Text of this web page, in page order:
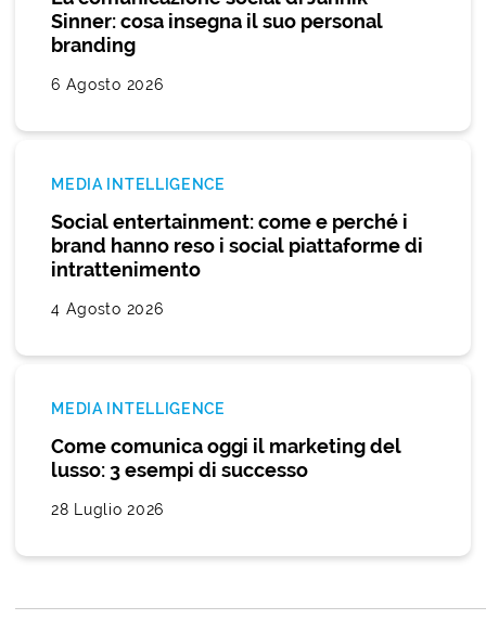
Sinner: cosa insegna il suo personal
branding
6 Agosto 2026
MEDIA INTELLIGENCE
Social entertainment: come e perché i
brand hanno reso i social piattaforme di
intrattenimento
4 Agosto 2026
MEDIA INTELLIGENCE
Come comunica oggi il marketing del
lusso: 3 esempi di successo
28 Luglio 2026